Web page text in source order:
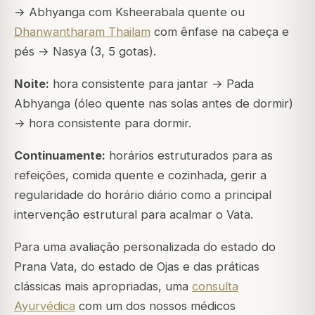
→ Abhyanga com Ksheerabala quente ou
Dhanwantharam Thailam com ênfase na cabeça e
pés → Nasya (3, 5 gotas).
Noite: hora consistente para jantar → Pada
Abhyanga (óleo quente nas solas antes de dormir)
→ hora consistente para dormir.
Continuamente: horários estruturados para as
refeições, comida quente e cozinhada, gerir a
regularidade do horário diário como a principal
intervenção estrutural para acalmar o Vata.
Para uma avaliação personalizada do estado do
Prana Vata, do estado de Ojas e das práticas
clássicas mais apropriadas, uma consulta
Ayurvédica com um dos nossos médicos